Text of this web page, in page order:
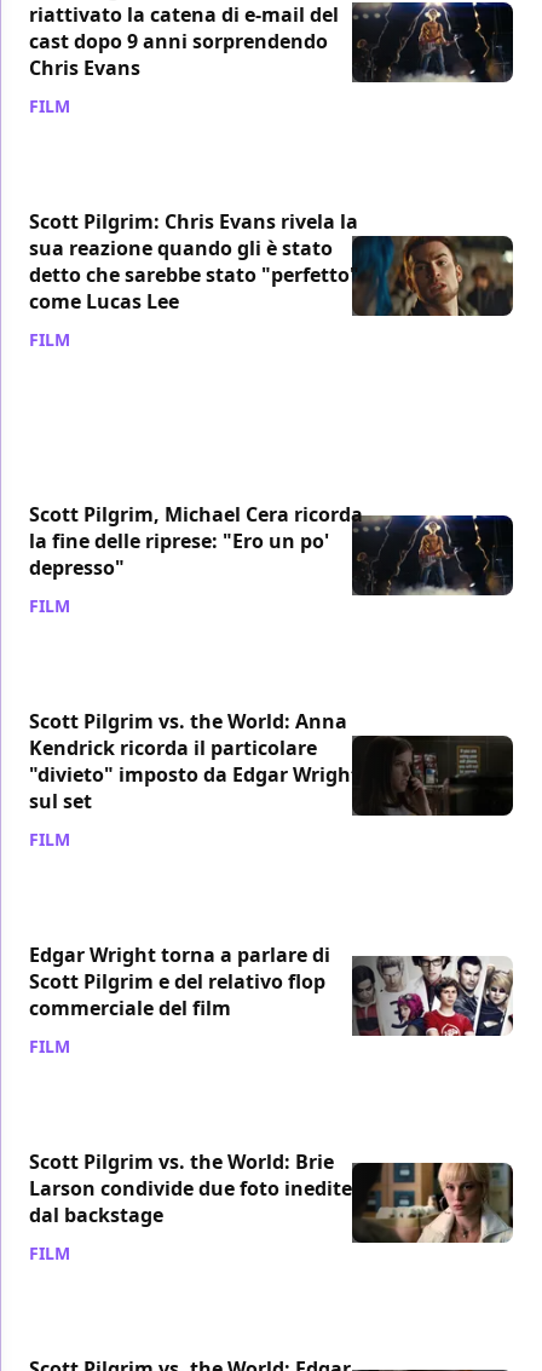
riattivato la catena di e-mail del
cast dopo 9 anni sorprendendo
Chris Evans
FILM
Scott Pilgrim: Chris Evans rivela la
sua reazione quando gli è stato
detto che sarebbe stato "perfetto"
come Lucas Lee
FILM
Scott Pilgrim, Michael Cera ricorda
la fine delle riprese: "Ero un po'
depresso"
FILM
Scott Pilgrim vs. the World: Anna
Kendrick ricorda il particolare
"divieto" imposto da Edgar Wright
sul set
FILM
Edgar Wright torna a parlare di
Scott Pilgrim e del relativo flop
commerciale del film
FILM
Scott Pilgrim vs. the World: Brie
Larson condivide due foto inedite
dal backstage
FILM